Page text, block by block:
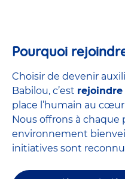
Pourquoi
Choisir de devenir
Babilou, c’est rejoindre
place l’humain au
Nous offrons à chaque
environnement
initiatives sont